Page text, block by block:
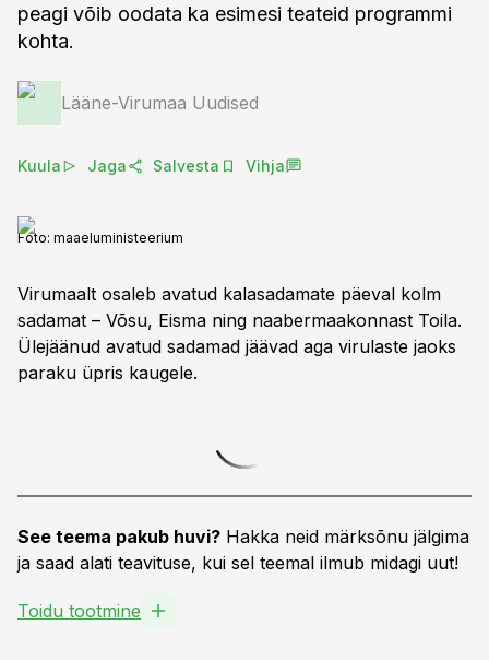
peagi võib oodata ka esimesi teateid programmi
kohta.
Lääne-Virumaa Uudised
Kuula Jaga Salvesta Vihja
Foto: maaeluministeerium
Virumaalt osaleb avatud kalasadamate päeval kolm
sadamat – Võsu, Eisma ning naabermaakonnast Toila.
Ülejäänud avatud sadamad jäävad aga virulaste jaoks
paraku üpris kaugele.
See teema pakub huvi? Hakka neid märksõnu jälgima
ja saad alati teavituse, kui sel teemal ilmub midagi uut!
Toidu tootmine